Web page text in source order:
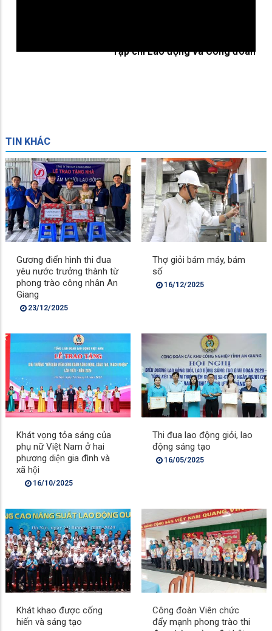
Tạp chí Lao động và Công đoàn
TIN KHÁC
Gương điển hình thi đua
yêu nước trưởng thành từ
phong trào công nhân An
Giang
23/12/2025
Thợ giỏi bám máy, bám
số
16/12/2025
Khát vọng tỏa sáng của
phụ nữ Việt Nam ở hai
phương diện gia đình và
xã hội
16/10/2025
Thi đua lao động giỏi, lao
động sáng tạo
16/05/2025
Khát khao được cống
hiến và sáng tạo
Công đoàn Viên chức
đẩy mạnh phong trào thi